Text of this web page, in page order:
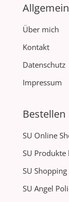
Über mich
Kontakt
Datenschutz
Impressum
Bestellen
SU Online
SU Produkte
SU
SU Angel